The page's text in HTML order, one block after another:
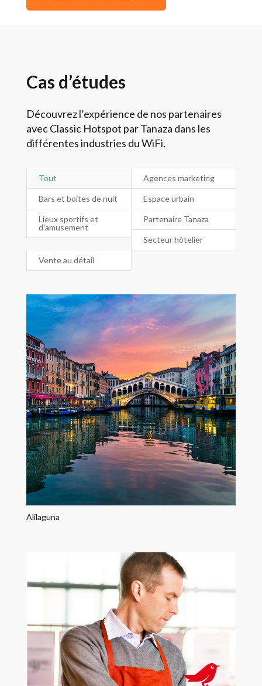
Cas d’études
Découvrez l’expérience de nos partenaires
avec Classic Hotspot par Tanaza dans les
différentes industries du WiFi.
Tout Agences marketing
Bars et boites de nuit Espace urbain
Lieux sportifs et
d'amusement
Partenaire Tanaza
Secteur hôtelier
Vente au détail
Alilaguna